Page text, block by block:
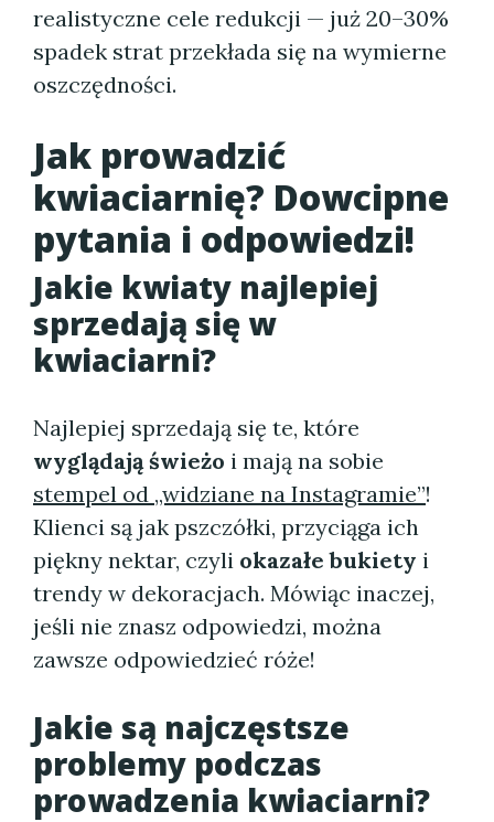
realistyczne cele redukcji — już 20–30%
spadek strat przekłada się na wymierne
oszczędności.
Jak prowadzić
kwiaciarnię? Dowcipne
pytania i odpowiedzi!
Jakie kwiaty najlepiej
sprzedają się w
kwiaciarni?
Najlepiej sprzedają się te, które
wyglądają świeżo i mają na sobie
stempel od „widziane na Instagramie”!
Klienci są jak pszczółki, przyciąga ich
piękny nektar, czyli okazałe bukiety i
trendy w dekoracjach. Mówiąc inaczej,
jeśli nie znasz odpowiedzi, można
zawsze odpowiedzieć róże!
Jakie są najczęstsze
problemy podczas
prowadzenia kwiaciarni?